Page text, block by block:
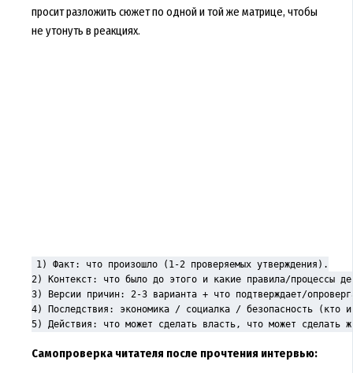
просит разложить сюжет по одной и той же матрице, чтобы
не утонуть в реакциях.
1) Факт: что произошло (1-2 проверяемых утверждения).
2) Контекст: что было до этого и какие правила/процессы
3) Версии причин: 2-3 варианта + что подтверждает/
4) Последствия: экономика / социалка / безопасность (кто
5) Действия: что может сделать власть, что может сделать
Самопроверка читателя после прочтения интервью: